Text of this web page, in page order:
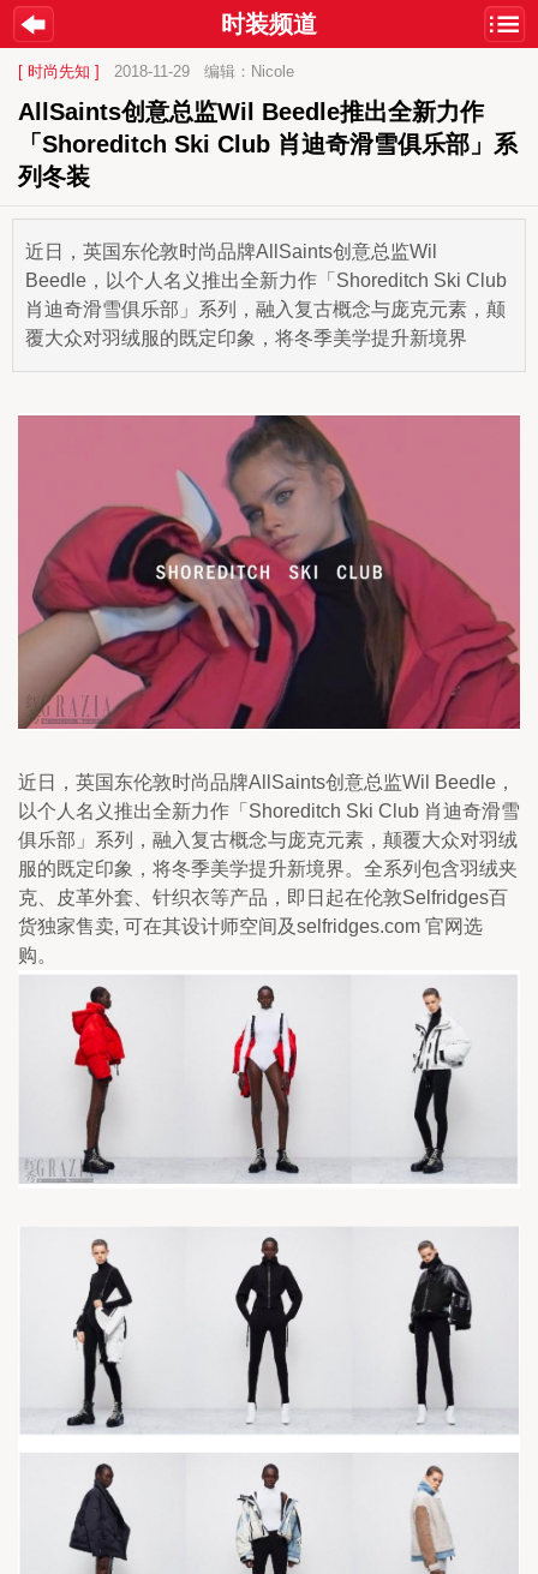
时装频道
[ 时尚先知 ] 2018-11-29 编辑：Nicole
AllSaints创意总监Wil Beedle推出全新力作
「Shoreditch Ski Club 肖迪奇滑雪俱乐部」系
列冬装
近日，英国东伦敦时尚品牌AllSaints创意总监Wil
Beedle，以个人名义推出全新力作「Shoreditch Ski Club
肖迪奇滑雪俱乐部」系列，融入复古概念与庞克元素，颠
覆大众对羽绒服的既定印象，将冬季美学提升新境界
近日，英国东伦敦时尚品牌AllSaints创意总监Wil Beedle，
以个人名义推出全新力作「Shoreditch Ski Club 肖迪奇滑雪
俱乐部」系列，融入复古概念与庞克元素，颠覆大众对羽绒
服的既定印象，将冬季美学提升新境界。全系列包含羽绒夹
克、皮革外套、针织衣等产品，即日起在伦敦Selfridges百
货独家售卖, 可在其设计师空间及selfridges.com 官网选
购。